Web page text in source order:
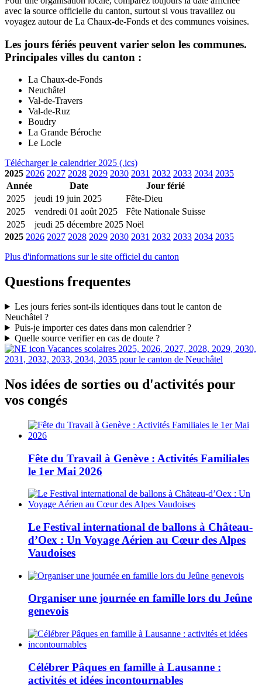
avec la source officielle du canton, surtout si vous travaillez ou
voyagez autour de La Chaux-de-Fonds et des communes voisines.
Les jours fériés peuvent varier selon les communes.
Principales villes du canton :
La Chaux-de-Fonds
Neuchâtel
Val-de-Travers
Val-de-Ruz
Boudry
La Grande Béroche
Le Locle
Télécharger le calendrier 2025 (.ics)
2025 2026 2027 2028 2029 2030 2031 2032 2033 2034 2035
Année
Date
Jour férié
2025
jeudi 19 juin 2025
Fête-Dieu
2025
vendredi 01 août 2025
Fête Nationale Suisse
2025
jeudi 25 décembre 2025 Noël
2025 2026 2027 2028 2029 2030 2031 2032 2033 2034 2035
Plus d'informations sur le site officiel du canton
Questions frequentes
Les jours feries sont-ils identiques dans tout le canton de
Neuchâtel ?
Puis-je importer ces dates dans mon calendrier ?
Quelle source verifier en cas de doute ?
Vacances scolaires 2025, 2026, 2027, 2028, 2029, 2030,
2031, 2032, 2033, 2034, 2035 pour le canton de Neuchâtel
Nos idées de sorties ou d'activités pour
vos congés
Fête du Travail à Genève : Activités Familiales
le 1er Mai 2026
Le Festival international de ballons à Château-
d’Oex : Un Voyage Aérien au Cœur des Alpes
Vaudoises
Organiser une journée en famille lors du Jeûne
genevois
Célébrer Pâques en famille à Lausanne :
activités et idées incontournables